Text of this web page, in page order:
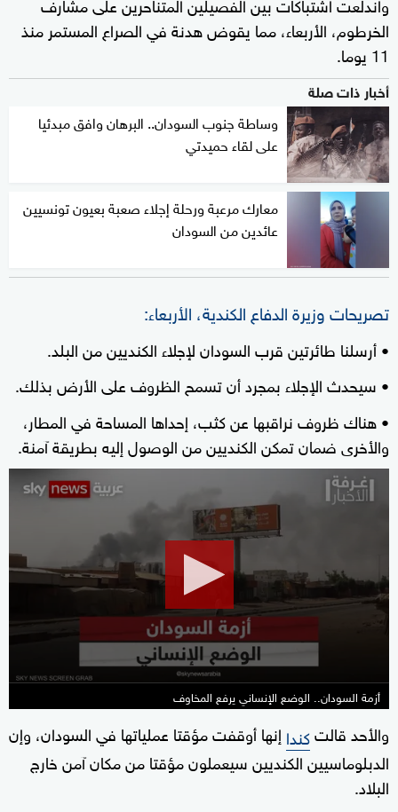
الخرطوم، الأربعاء، مما يقوض هدنة في الصراع المستمر منذ
11 يوما.
أخبار ذات صلة
وساطة جنوب السودان.. البرهان وافق مبدئيا
على لقاء حميدتي
معارك مرعبة ورحلة إجلاء صعبة بعيون تونسيين
عائدين من السودان
تصريحات وزيرة الدفاع الكندية، الأربعاء:
• أرسلنا طائرتين قرب السودان لإجلاء الكنديين من البلد.
• سيحدث الإجلاء بمجرد أن تسمح الظروف على الأرض بذلك.
• هناك ظروف نراقبها عن كثب، إحداها المساحة في المطار،
والأخرى ضمان تمكن الكنديين من الوصول إليه بطريقة آمنة.
seconds
seconds
أزمة السودان.. الوضع الإنساني يرفع المخاوف
والأحد قالتكندا إنها أوقفت مؤقتا عملياتها في السودان، وإن
الدبلوماسيين الكنديين سيعملون مؤقتا من مكان آمن خارج
البلاد.